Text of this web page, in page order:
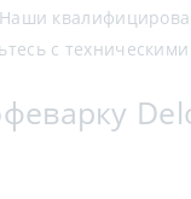
Наши
с